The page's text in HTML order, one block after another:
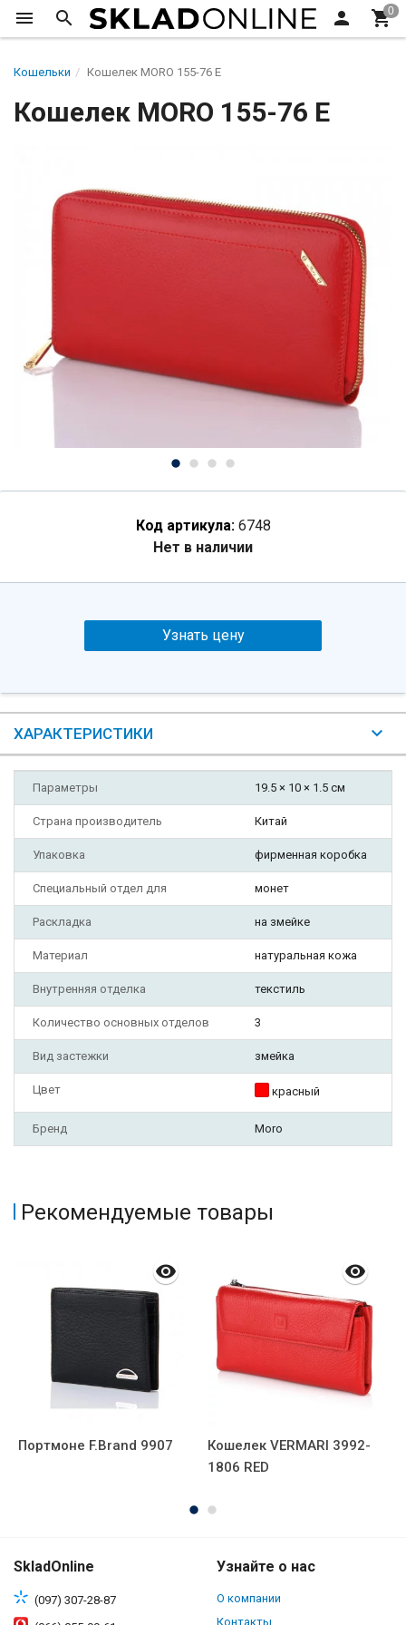
Кошельки Кошелек MORO 155-76 Е
Кошелек MORO 155-76 Е
Код артикула: 6748
Нет в наличии
Узнать цену
ХАРАКТЕРИСТИКИ
Параметры 19.5 × 10 × 1.5 см
Страна производитель Китай
Упаковка фирменная коробка
Специальный отдел для монет
Раскладка на змейке
Материал натуральная кожа
Внутренняя отделка текстиль
Количество основных отделов 3
Вид застежки змейка
Цвет красный
Бренд Moro
Рекомендуемые товары
Портмоне F.Brand 9907
Кошелек VERMARI 3992-
1806 RED
SkladOnline
(097) 307-28-87
Узнайте о нас
О компании
Контакты